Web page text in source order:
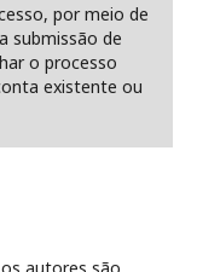
por meio de
submissão de
o processo
existente ou